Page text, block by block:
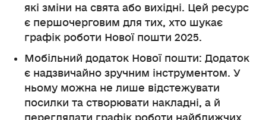
які зміни на свята або вихідні. Цей ресурс
є першочерговим для тих, хто шукає
графік роботи Нової пошти 2025.
Мобільний додаток Нової пошти: Додаток
є надзвичайно зручним інструментом. У
ньому можна не лише відстежувати
посилки та створювати накладні, а й